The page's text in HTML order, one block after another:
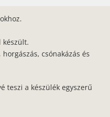
készült.
csónakázás és
teszi a készülék egyszerű